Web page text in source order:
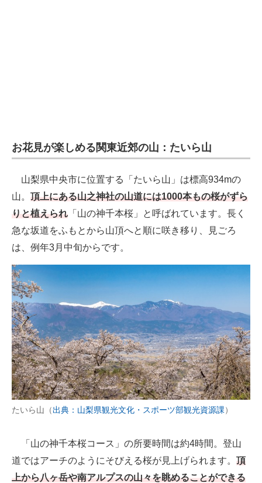
お花見が楽しめる関東近郊の山：たいら山
山梨県中央市に位置する「たいら山」は標高934mの
山。 頂上にある山之神社の山道には1000本もの桜がずら
りと植えられ 「山の神千本桜」と呼ばれています。長く
急な坂道をふもとから山頂へと順に咲き移り、見ごろ
は、例年3月中旬からです。
たいら山（出典：山梨県観光文化・スポーツ部観光資源課）
「山の神千本桜コース」の所要時間は約4時間。登山
道ではアーチのようにそびえる桜が見上げられます。 頂
上から八ヶ岳や南アルプスの山々を眺めることができる